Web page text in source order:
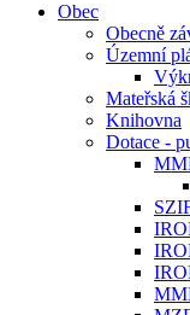
Obec
Obecně
Územní
Mateřská
Knihovna
Dotace -